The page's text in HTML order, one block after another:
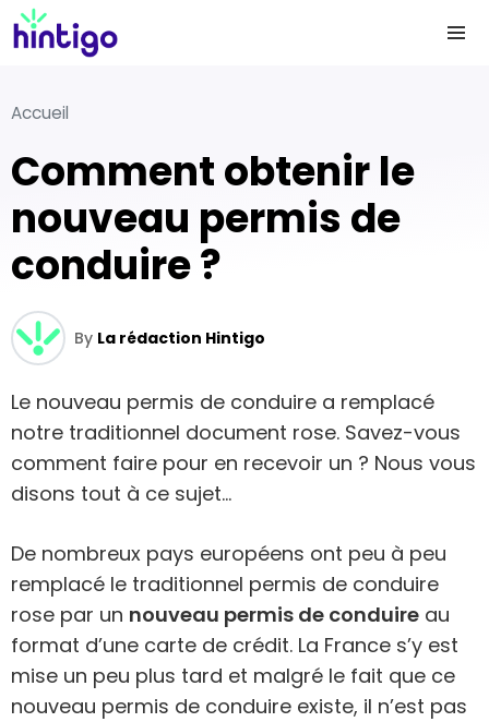
Accueil
Comment obtenir le
nouveau permis de
conduire ?
By La rédaction Hintigo
Le nouveau permis de conduire a remplacé
notre traditionnel document rose. Savez-vous
comment faire pour en recevoir un ? Nous vous
disons tout à ce sujet…
De nombreux pays européens ont peu à peu
remplacé le traditionnel permis de conduire
rose par un nouveau permis de conduire au
format d’une carte de crédit. La France s’y est
mise un peu plus tard et malgré le fait que ce
nouveau permis de conduire existe, il n’est pas